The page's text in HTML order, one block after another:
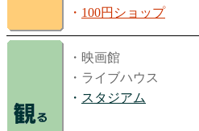
・ 100円ショップ
・映画館
・ライブハウス
・ スタジアム